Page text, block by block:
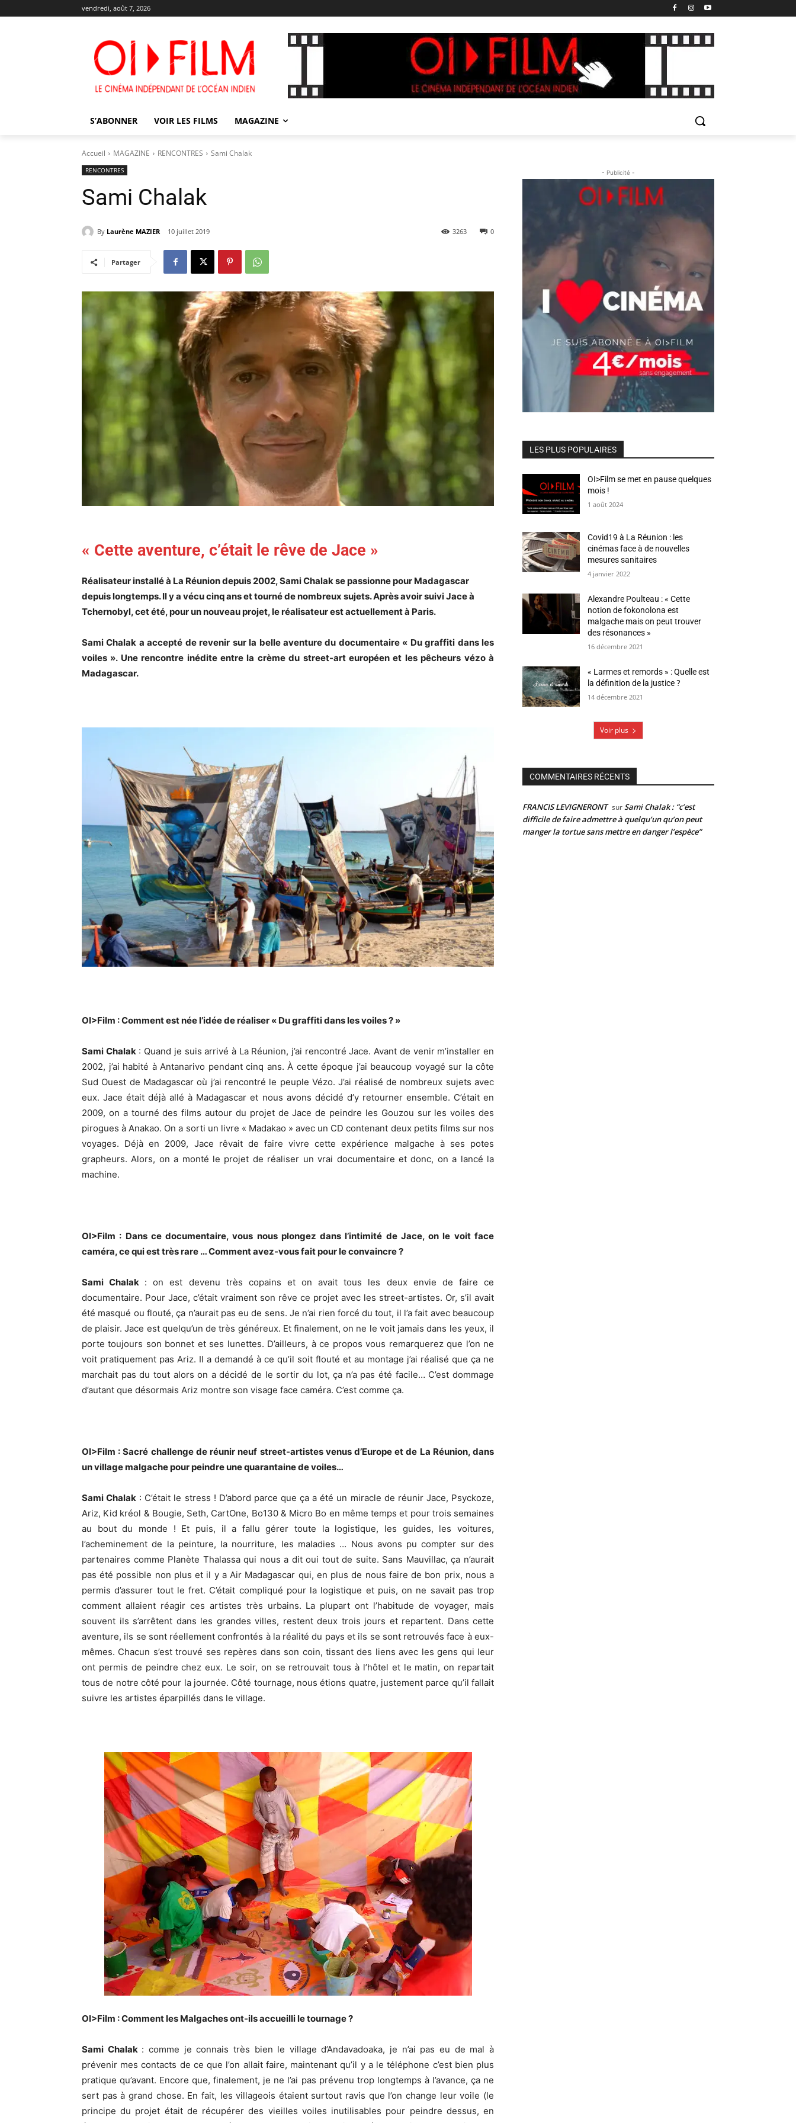
vendredi, août 7, 2026
S’ABONNER VOIR LES FILMS MAGAZINE
Accueil MAGAZINE RENCONTRES Sami Chalak
RENCONTRES
Sami Chalak
By Laurène MAZIER 10 juillet 2019 0
3263
Partager
« Cette aventure, c’était le rêve de Jace »
Réalisateur installé à La Réunion depuis 2002, Sami Chalak se passionne pour Madagascar
depuis longtemps. Il y a vécu cinq ans et tourné de nombreux sujets. Après avoir suivi Jace à
Tchernobyl, cet été, pour un nouveau projet, le réalisateur est actuellement à Paris.
Sami Chalak a accepté de revenir sur la belle aventure du documentaire « Du graffiti dans les
voiles ». Une rencontre inédite entre la crème du street-art européen et les pêcheurs vézo à
Madagascar.
OI>Film : Comment est née l’idée de réaliser « Du graffiti dans les voiles ? »
Sami Chalak: Quand je suis arrivé à La Réunion, j’ai rencontré Jace. Avant de venir m’installer en
2002, j’ai habité à Antanarivo pendant cinq ans. À cette époque j’ai beaucoup voyagé sur la côte
Sud Ouest de Madagascar où j’ai rencontré le peuple Vézo. J’ai réalisé de nombreux sujets avec
eux. Jace était déjà allé à Madagascar et nous avons décidé d’y retourner ensemble. C’était en
2009, on a tourné des films autour du projet de Jace de peindre les Gouzou sur les voiles des
pirogues à Anakao. On a sorti un livre « Madakao » avec un CD contenant deux petits films sur nos
voyages. Déjà en 2009, Jace rêvait de faire vivre cette expérience malgache à ses potes
grapheurs. Alors, on a monté le projet de réaliser un vrai documentaire et donc, on a lancé la
machine.
OI>Film : Dans ce documentaire, vous nous plongez dans l’intimité de Jace, on le voit face
caméra, ce qui est très rare … Comment avez-vous fait pour le convaincre ?
Sami Chalak : on est devenu très copains et on avait tous les deux envie de faire ce
documentaire. Pour Jace, c’était vraiment son rêve ce projet avec les street-artistes. Or, s’il avait
été masqué ou flouté, ça n’aurait pas eu de sens. Je n’ai rien forcé du tout, il l’a fait avec beaucoup
de plaisir. Jace est quelqu’un de très généreux. Et finalement, on ne le voit jamais dans les yeux, il
porte toujours son bonnet et ses lunettes. D’ailleurs, à ce propos vous remarquerez que l’on ne
voit pratiquement pas Ariz. Il a demandé à ce qu’il soit flouté et au montage j’ai réalisé que ça ne
marchait pas du tout alors on a décidé de le sortir du lot, ça n’a pas été facile… C’est dommage
d’autant que désormais Ariz montre son visage face caméra. C’est comme ça.
OI>Film : Sacré challenge de réunir neuf street-artistes venus d’Europe et de La Réunion, dans
un village malgache pour peindre une quarantaine de voiles…
Sami Chalak : C’était le stress ! D’abord parce que ça a été un miracle de réunir Jace, Psyckoze,
Ariz, Kid kréol & Bougie, Seth, CartOne, Bo130 & Micro Bo en même temps et pour trois semaines
au bout du monde ! Et puis, il a fallu gérer toute la logistique, les guides, les voitures,
l’acheminement de la peinture, la nourriture, les maladies … Nous avons pu compter sur des
partenaires comme Planète Thalassa qui nous a dit oui tout de suite. Sans Mauvillac, ça n’aurait
pas été possible non plus et il y a Air Madagascar qui, en plus de nous faire de bon prix, nous a
permis d’assurer tout le fret. C’était compliqué pour la logistique et puis, on ne savait pas trop
comment allaient réagir ces artistes très urbains. La plupart ont l’habitude de voyager, mais
souvent ils s’arrêtent dans les grandes villes, restent deux trois jours et repartent. Dans cette
aventure, ils se sont réellement confrontés à la réalité du pays et ils se sont retrouvés face à eux-
mêmes. Chacun s’est trouvé ses repères dans son coin, tissant des liens avec les gens qui leur
ont permis de peindre chez eux. Le soir, on se retrouvait tous à l’hôtel et le matin, on repartait
tous de notre côté pour la journée. Côté tournage, nous étions quatre, justement parce qu’il fallait
suivre les artistes éparpillés dans le village.
OI>Film : Comment les Malgaches ont-ils accueilli le tournage ?
Sami Chalak : comme je connais très bien le village d’Andavadoaka, je n’ai pas eu de mal à
prévenir mes contacts de ce que l’on allait faire, maintenant qu’il y a le téléphone c’est bien plus
pratique qu’avant. Encore que, finalement, je ne l’ai pas prévenu trop longtemps à l’avance, ça ne
sert pas à grand chose. En fait, les villageois étaient surtout ravis que l’on change leur voile (le
principe du projet était de récupérer des vieilles voiles inutilisables pour peindre dessus, en
- Publicité -
LES PLUS POPULAIRES
OI>Film se met en pause quelques
mois !
1 août 2024
Covid19 à La Réunion : les
cinémas face à de nouvelles
mesures sanitaires
4 janvier 2022
Alexandre Poulteau : « Cette
notion de fokonolona est
malgache mais on peut trouver
des résonances »
16 décembre 2021
« Larmes et remords » : Quelle est
la définition de la justice ?
14 décembre 2021
Voir plus
COMMENTAIRES RÉCENTS
FRANCIS LEVIGNERONT surSami Chalak : “c’est
difficile de faire admettre à quelqu’un qu’on peut
manger la tortue sans mettre en danger l’espèce”